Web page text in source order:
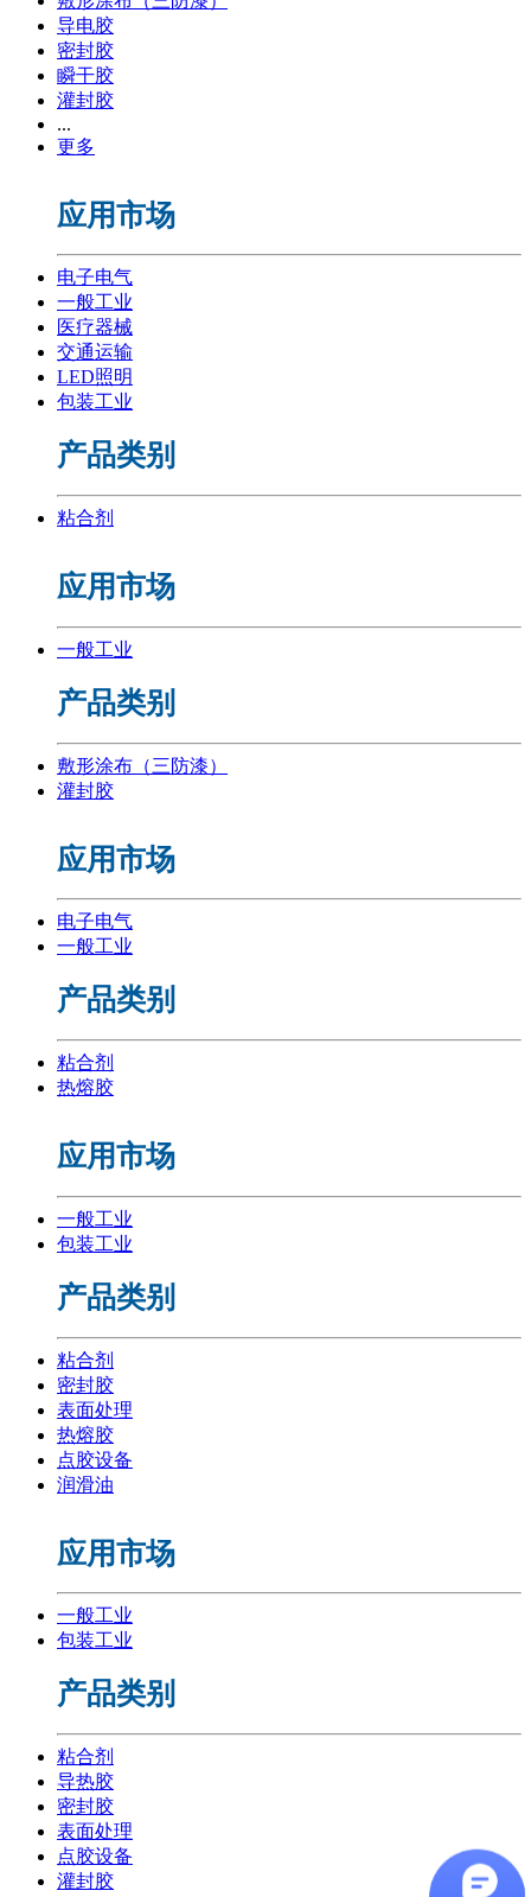
导电胶
密封胶
瞬干胶
灌封胶
...
更多
应用市场
电子电气
一般工业
医疗器械
交通运输
LED照明
包装工业
产品类别
粘合剂
应用市场
一般工业
产品类别
敷形涂布（三防漆）
灌封胶
应用市场
电子电气
一般工业
产品类别
粘合剂
热熔胶
应用市场
一般工业
包装工业
产品类别
粘合剂
密封胶
表面处理
热熔胶
点胶设备
润滑油
应用市场
一般工业
包装工业
产品类别
粘合剂
导热胶
密封胶
表面处理
点胶设备
灌封胶